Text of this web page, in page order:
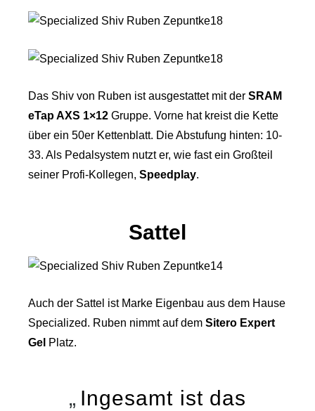
Das Shiv von Ruben ist ausgestattet mit der SRAM
eTap AXS 1×12 Gruppe. Vorne hat kreist die Kette
über ein 50er Kettenblatt. Die Abstufung hinten: 10-
33. Als Pedalsystem nutzt er, wie fast ein Großteil
seiner Profi-Kollegen, Speedplay.
Sattel
Auch der Sattel ist Marke Eigenbau aus dem Hause
Specialized. Ruben nimmt auf dem Sitero Expert
Gel Platz.
Ingesamt ist das